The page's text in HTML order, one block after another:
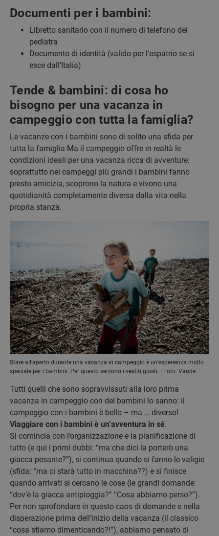
Documenti per i bambini:
Libretto sanitario con il numero di telefono del
pediatra
Documento di identità (valido per l’espatrio se si
esce dall’Italia)
Tende & bambini: di cosa ho
bisogno per una vacanza in
campeggio con tutta la famiglia?
Le vacanze con i bambini sono di solito una sfida per
tutta la famiglia Ma il campeggio offre in realtà le
condizioni ideali per una vacanza ricca di avventure:
soprattutto nei campeggi più grandi i bambini fanno
presto amicizia, scoprono la natura e vivono una
quotidianità completamente diversa dalla vita nella
propria stanza.
Stare all’aperto durante una vacanza in campeggio è un’esperienza molto
speciale per i bambini. Per questo servono i vestiti giusti. | Foto: Vaude
Tutti quelli che sono sopravvissuti alla loro prima
vacanza in campeggio con dei bambini lo sanno: il
campeggio con i bambini è bello – ma … diverso!
Viaggiare con i bambini è un’avventura in sé.
Si comincia con l’organizzazione e la pianificazione di
tutto (e qui i primi dubbi: “ma che dici la porterò una
giacca pesante?”), si continua quando si fanno le valigie
(sfida: “ma ci starà tutto in macchina??) e si finisce
quando arrivati si cercano le cose (le grandi domande:
“dov’è la giacca antipioggia?” “Cosa abbiamo perso?”).
Per non sprofondare in questo caos di domande e nella
disperazione prima dell’inizio della vacanza (il classico
“cosa stiamo dimenticando?!”), abbiamo pensato di